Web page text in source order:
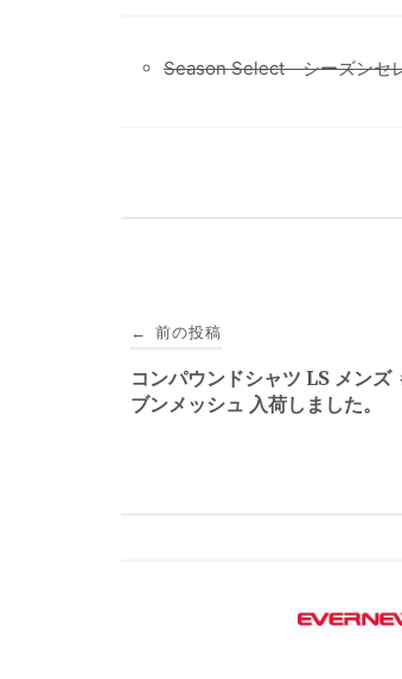
Season Select シーズンセ
稿
ナ
← 前の投稿
コンパウンドシャツ LS メン
ブンメッシュ 入荷しました。